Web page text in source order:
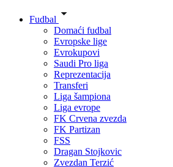
Fudbal
Domaći fudbal
Evropske lige
Evrokupovi
Saudi Pro liga
Reprezentacija
Transferi
Liga šampiona
Liga evrope
FK Crvena zvezda
FK Partizan
FSS
Dragan Stojkovic
Zvezdan Terzić